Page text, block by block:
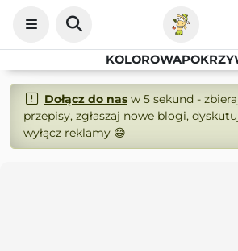
Dołącz do nasw 5 sekund -
przepisy, zgłaszaj nowe blogi,
wyłącz reklamy 😄